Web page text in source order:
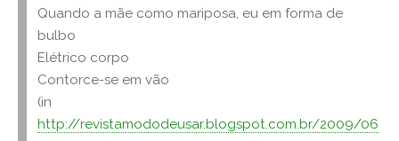
Quando a mãe como mariposa, eu em forma de
bulbo
Elétrico corpo
Contorce-se em vão
(in
http://revistamododeusar.blogspot.com.br/2009/06